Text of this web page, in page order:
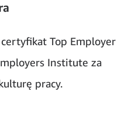
Top Employer
Institute za
pracy.